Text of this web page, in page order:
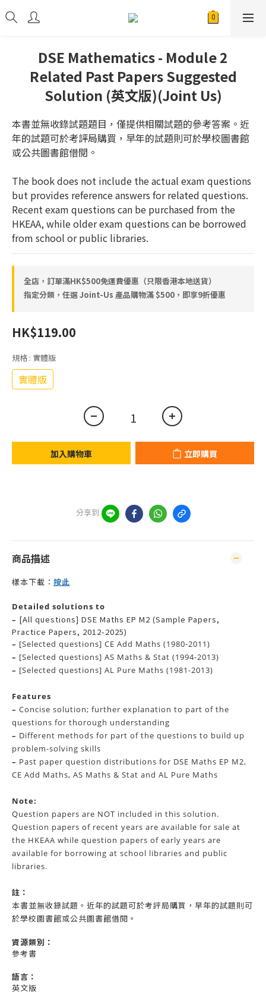
DSE Mathematics - Module 2
Related Past Papers Suggested
Solution (英文版)(Joint Us)
本書並無收錄試題題目，僅提供相關試題的參考答案。近
年的試題可於考評局購買，早年的試題則可於學校圖書館
或公共圖書館借閱。
The book does not include the actual exam questions
but provides reference answers for related questions.
Recent exam questions can be purchased from the
HKEAA, while older exam questions can be borrowed
from school or public libraries.
全店，訂單滿HK$500免運費優惠（只限香港本地送貨）
指定分類，任選 Joint-Us 產品⁠⁠購物滿 $500，即享9折優惠
HK$119.00
規格 : 實體版
實體版
加入購物車 立即購買
分享到
商品描述
樣本下載： 按此
Detailed solutions to
– [All questions] DSE Maths EP M2 (Sample Papers,
Practice Papers, 2012-2025)
– [Selected questions] CE Add Maths (1980-2011)
– [Selected questions] AS Maths & Stat (1994-2013)
– [Selected questions] AL Pure Maths (1981-2013)
Features
– Concise solution; further explanation to part of the
questions for thorough understanding
– Different methods for part of the questions to build up
problem-solving skills
– Past paper question distributions for DSE Maths EP M2,
CE Add Maths, AS Maths & Stat and AL Pure Maths
Note:
Question papers are NOT included in this solution.
Question papers of recent years are available for sale at
the HKEAA while question papers of early years are
available for borrowing at school libraries and public
libraries.
註：
本書並無收錄試題。近年的試題可於考評局購買，早年的試題則可
於學校圖書館或公共圖書館借閱。
資源類別：
參考書
語言：
英文版